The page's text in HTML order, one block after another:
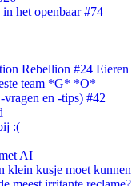
het openbaar #74
Rebellion #24 Eieren
team *G* *O*
en -tips) #42
:(
AI
klein kusje moet kunnen